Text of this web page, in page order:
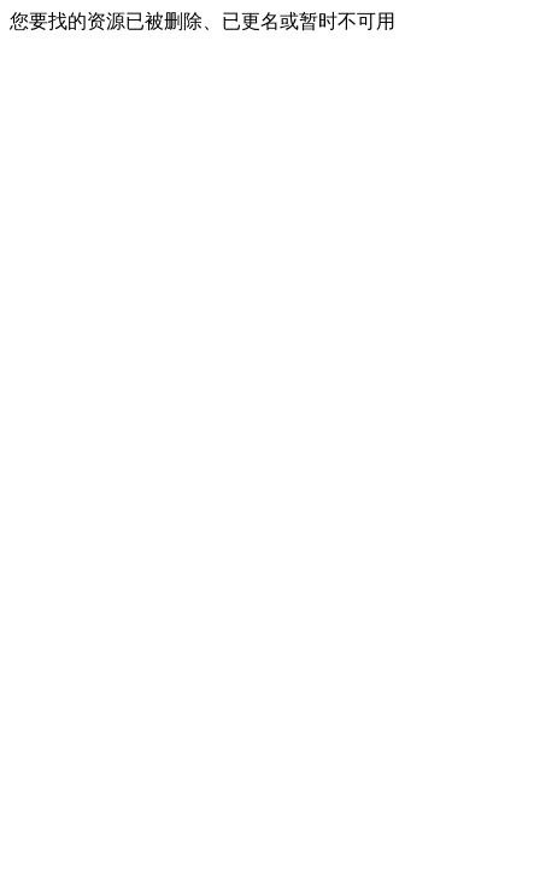
您要找的资源已被删除、已更名或暂时不可用